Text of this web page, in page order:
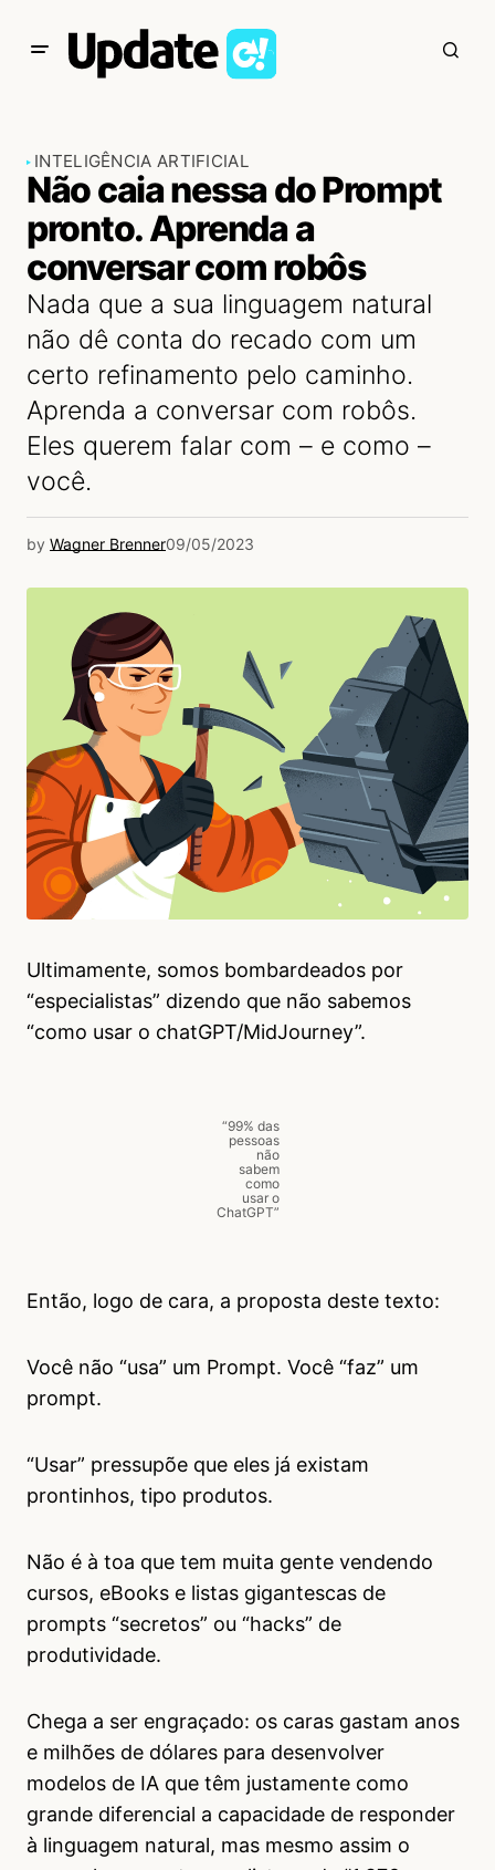
INTELIGÊNCIA ARTIFICIAL
Não caia nessa do Prompt
pronto. Aprenda a
conversar com robôs
Nada que a sua linguagem natural
não dê conta do recado com um
certo refinamento pelo caminho.
Aprenda a conversar com robôs.
Eles querem falar com – e como –
você.
by Wagner Brenner09/05/2023
Ultimamente, somos bombardeados por
“especialistas” dizendo que não sabemos
“como usar o chatGPT/MidJourney”.
“99% das
pessoas
não
sabem
como
usar o
ChatGPT”
Então, logo de cara, a proposta deste texto:
Você não “usa” um Prompt. Você “faz” um
prompt.
“Usar” pressupõe que eles já existam
prontinhos, tipo produtos.
Não é à toa que tem muita gente vendendo
cursos, eBooks e listas gigantescas de
prompts “secretos” ou “hacks” de
produtividade.
Chega a ser engraçado: os caras gastam anos
e milhões de dólares para desenvolver
modelos de IA que têm justamente como
grande diferencial a capacidade de responder
à linguagem natural, mas mesmo assim o